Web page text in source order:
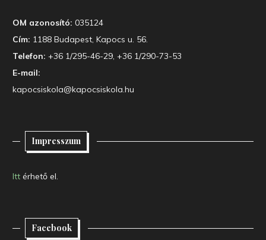
OM azonosító: 035124
Cím: 1188 Budapest, Kapocs u. 56.
Telefon: +36 1/295-46-29, +36 1/290-73-53
E-mail:
kapocsiskola@kapocsiskola.hu
Impresszum
Itt érhető el.
Facebook